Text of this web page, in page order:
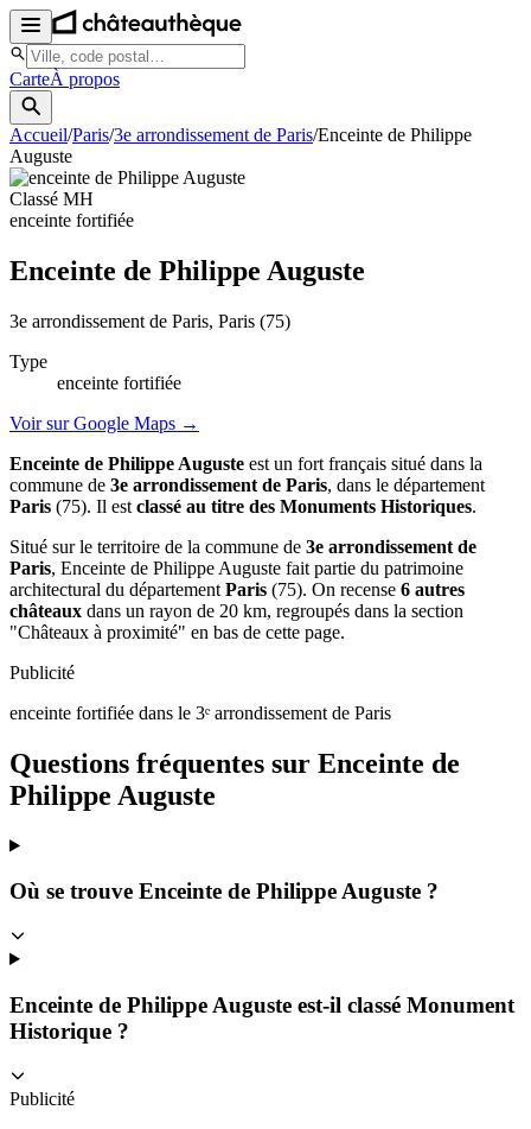
CarteÀ propos
Accueil/Paris/3e arrondissement de Paris/Enceinte de Philippe
Auguste
Classé MH
enceinte fortifiée
Enceinte de Philippe Auguste
3e arrondissement de Paris, Paris (75)
Type
enceinte fortifiée
Voir sur Google Maps →
Enceinte de Philippe Auguste est un fort français situé dans la
commune de 3e arrondissement de Paris, dans le département
Paris (75). Il est classé au titre des Monuments Historiques.
Situé sur le territoire de la commune de 3e arrondissement de
Paris, Enceinte de Philippe Auguste fait partie du patrimoine
architectural du département Paris (75). On recense 6 autres
châteaux dans un rayon de 20 km, regroupés dans la section
"Châteaux à proximité" en bas de cette page.
Publicité
enceinte fortifiée dans le 3ᵉ arrondissement de Paris
Questions fréquentes sur Enceinte de
Philippe Auguste
Où se trouve Enceinte de Philippe Auguste ?
Enceinte de Philippe Auguste est-il classé Monument
Historique ?
Publicité